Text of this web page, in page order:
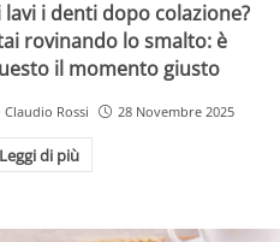
lavi i denti dopo colazione?
rovinando lo smalto: è
il momento giusto
Claudio Rossi 28 Novembre 2025
Leggi di più